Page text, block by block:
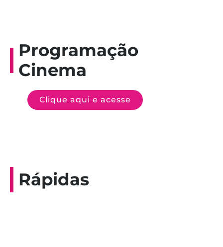
Programação
Cinema
Clique aqui e acesse
Rápidas